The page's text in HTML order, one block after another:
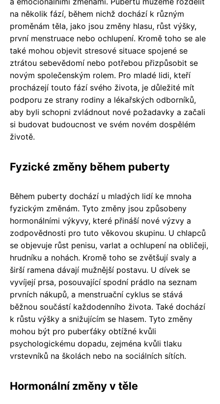
na několik fází, během nichž dochází k různým
proměnám těla, jako jsou změny hlasu, růst výšky,
první menstruace nebo ochlupení. Kromě toho se ale
také mohou objevit stresové situace spojené se
ztrátou sebevědomí nebo potřebou přizpůsobit se
novým společenským rolem. Pro mladé lidi, kteří
procházejí touto fází svého života, je důležité mít
podporu ze strany rodiny a lékařských odborníků,
aby byli schopni zvládnout nové požadavky a začali
si budovat budoucnost ve svém novém dospělém
životě.
Fyzické změny během puberty
Během puberty dochází u mladých lidí ke mnoha
fyzickým změnám. Tyto změny jsou způsobeny
hormonálními výkyvy, které přináší nové výzvy a
zodpovědnosti pro tuto věkovou skupinu. U chlapců
se objevuje růst penisu, varlat a ochlupení na obličeji,
hrudníku a nohách. Kromě toho se zvětšují svaly a
širší ramena dávají mužnější postavu. U dívek se
vyvíjejí prsa, posouvající spodní prádlo na seznam
prvních nákupů, a menstruační cyklus se stává
běžnou součástí každodenního života. Také dochází
k růstu výšky a snižujícím se hlasem. Tyto změny
mohou být pro puberťáky obtížné kvůli
psychologickému dopadu, zejména kvůli tlaku
vrstevníků na školách nebo na sociálních sítích.
Hormonální změny v těle